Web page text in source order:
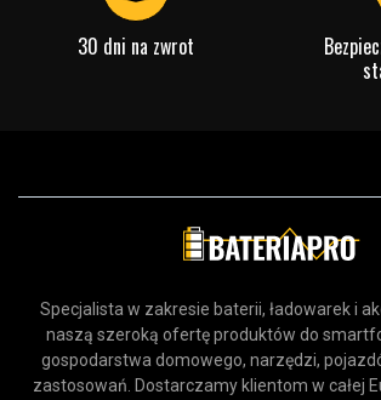
30 dni na zwrot
Specjalista w zakresie baterii, ładowarek i
naszą szeroką ofertę produktów do
gospodarstwa domowego, narzędzi,
zastosowań. Dostarczamy klientom w całej